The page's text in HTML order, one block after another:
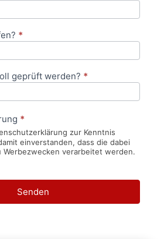
*
geprüft werden? *
*
zur Kenntnis
einverstanden, dass die dabei
Werbezwecken verarbeitet werden.
Senden